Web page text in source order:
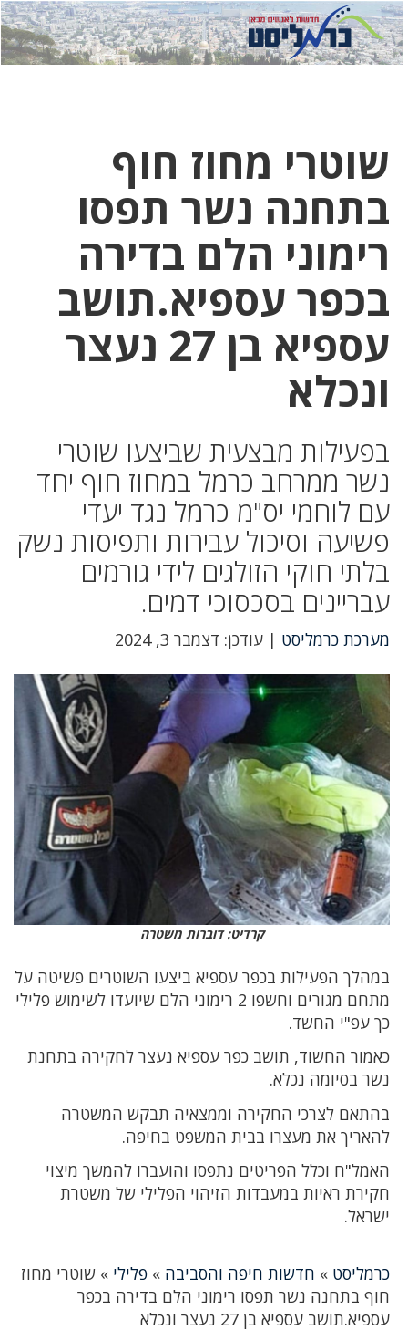
לחץ
כאן
לחץ
כדי
שוטרי מחוז חוף
בתחנה נשר תפסו
רימוני הלם בדירה
בכפר עספיא.תושב
עספיא בן 27 נעצר
ונכלא
בפעילות מבצעית שביצעו שוטרי
נשר ממרחב כרמל במחוז חוף יחד
עם לוחמי יס"מ כרמל נגד יעדי
פשיעה וסיכול עבירות ותפיסות נשק
בלתי חוקי הזולגים לידי גורמים
עבריינים בסכסוכי דמים.
מערכת כרמליסט | עודכן: דצמבר 3, 2024
קרדיט: דוברות משטרה
במהלך הפעילות בכפר עספיא ביצעו השוטרים פשיטה על
מתחם מגורים וחשפו 2 רימוני הלם שיועדו לשימוש פלילי
כך עפ"י החשד.
כאמור החשוד, תושב כפר עספיא נעצר לחקירה בתחנת
נשר בסיומה נכלא.
בהתאם לצרכי החקירה וממצאיה תבקש המשטרה
להאריך את מעצרו בבית המשפט בחיפה.
האמל"ח וכלל הפריטים נתפסו והועברו להמשך מיצוי
חקירת ראיות במעבדות הזיהוי הפלילי של משטרת
ישראל.
כרמליסט » חדשות חיפה והסביבה » פלילי » שוטרי מחוז
חוף בתחנה נשר תפסו רימוני הלם בדירה בכפר
עספיא.תושב עספיא בן 27 נעצר ונכלא